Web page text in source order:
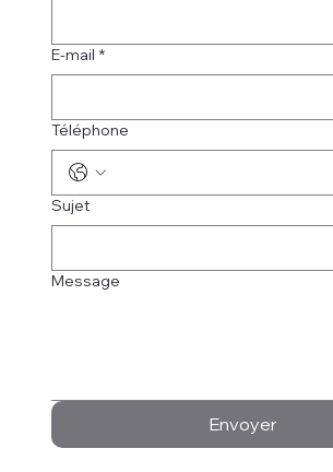
E-mail *
Téléphone
Sujet
Message
Envoyer